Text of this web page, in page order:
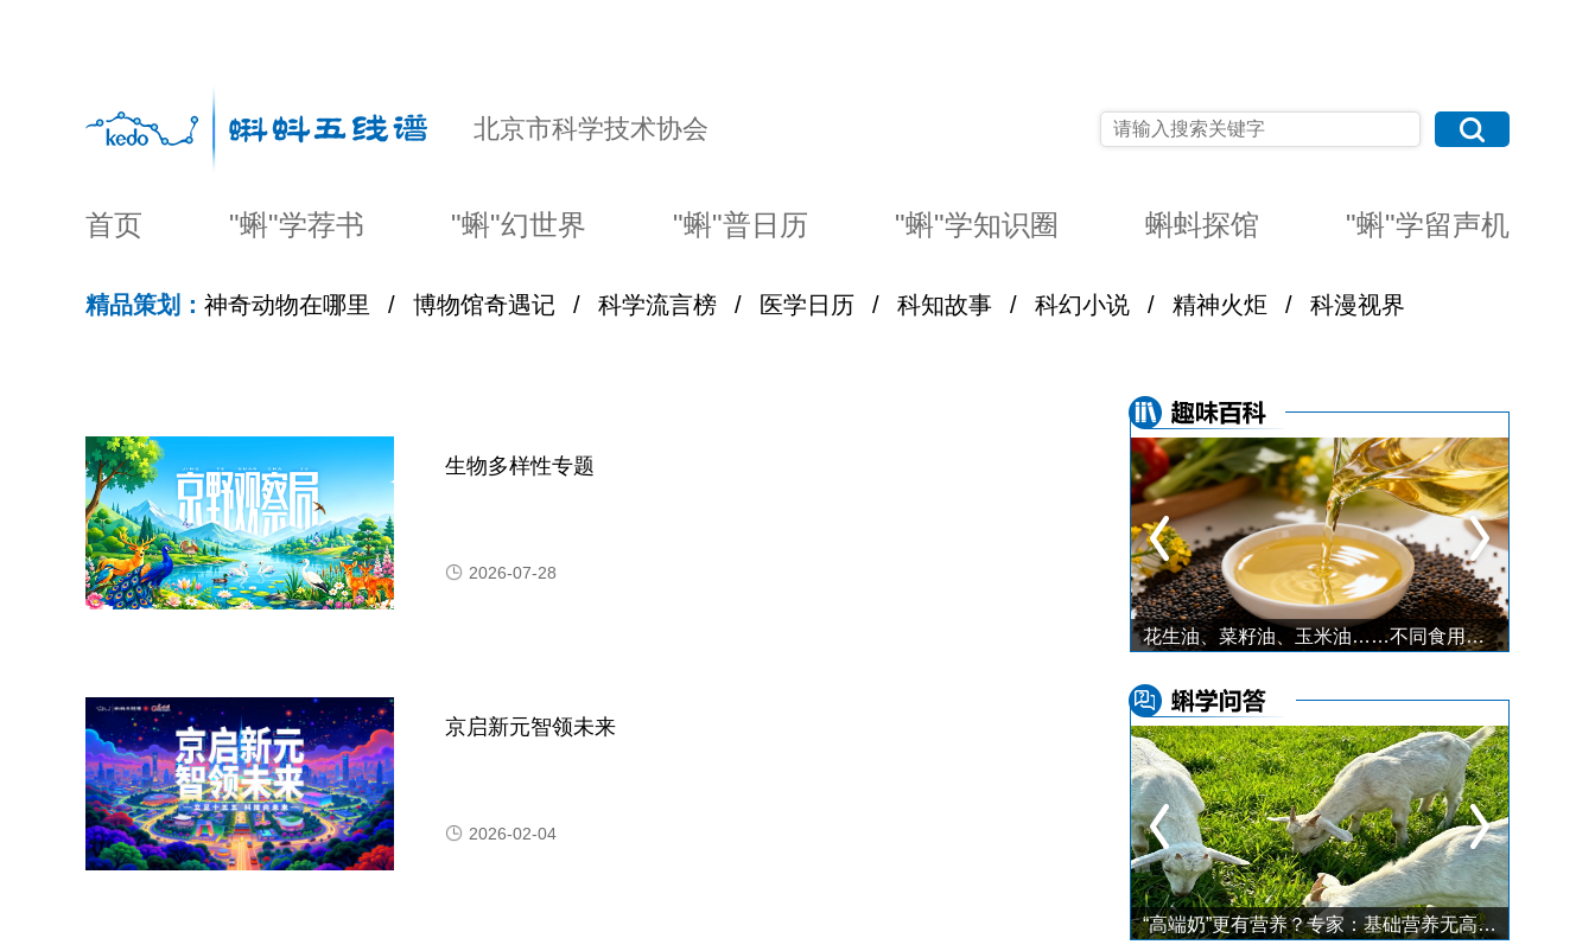
北京市科学技术协会
首页 "蝌"学荐书 "蝌"幻世界 "蝌"普日历 "蝌"学知识圈 蝌蚪探馆 "蝌"学留声机
精品策划： 神奇动物在哪里 / 博物馆奇遇记 / 科学流言榜 / 医学日历 / 科知故事 / 科幻小说 / 精神火炬 / 科漫视界
生物多样性专题
2026-07-28
京启新元智领未来
2026-02-04
花生油、菜籽油、玉米油……不同食用油怎么选？记住这几点，挑对不踩坑！
“高端奶”更有营养？专家：基础营养无高低，活性成分有不同！关键看你的口味和需求↓